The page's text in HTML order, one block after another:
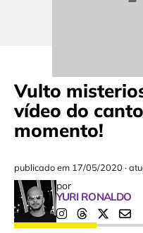
Vulto
vídeo do
momento!
publicado em 17/05/2020 ·
por
YURI RONALDO